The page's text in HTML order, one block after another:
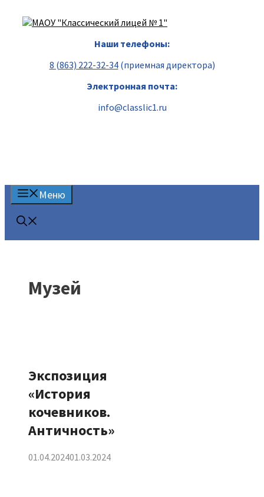
Наши телефоны:
8 (863) 222-32-34(приемная директора)
Электронная почта:
info@classlic1.ru
Меню
Музей
Экспозиция
«История
кочевников.
Античность»
01.04.202401.03.2024